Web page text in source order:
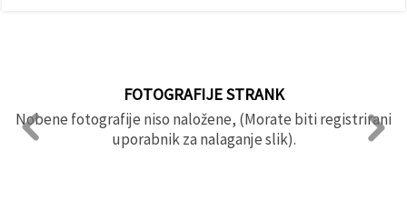
FOTOGRAFIJE STRANK
Nobene fotografije niso naložene, (Morate biti registrirani
uporabnik za nalaganje slik).